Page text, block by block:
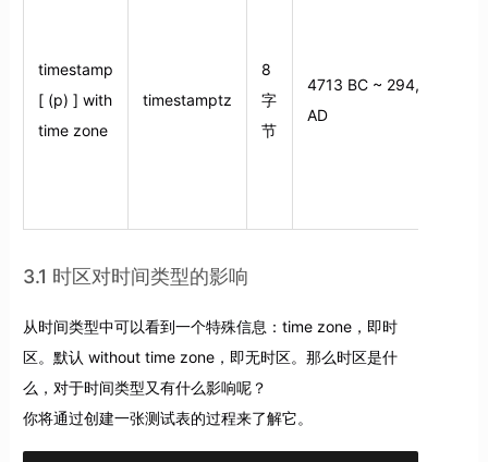
timestamp
[ (p) ] with
time zone
timestamptz
8
字
节
4713 BC ~ 294,277
AD
3.1 时区对时间类型的影响
从时间类型中可以看到一个特殊信息：time zone，即时
区。默认 without time zone，即无时区。那么时区是什
么，对于时间类型又有什么影响呢？
你将通过创建一张测试表的过程来了解它。